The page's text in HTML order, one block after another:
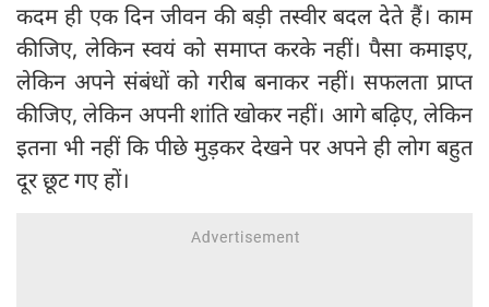
कदम ही एक दिन जीवन की बड़ी तस्वीर बदल देते हैं। काम
कीजिए, लेकिन स्वयं को समाप्त करके नहीं। पैसा कमाइए,
लेकिन अपने संबंधों को गरीब बनाकर नहीं। सफलता प्राप्त
कीजिए, लेकिन अपनी शांति खोकर नहीं। आगे बढ़िए, लेकिन
इतना भी नहीं कि पीछे मुड़कर देखने पर अपने ही लोग बहुत
दूर छूट गए हों।